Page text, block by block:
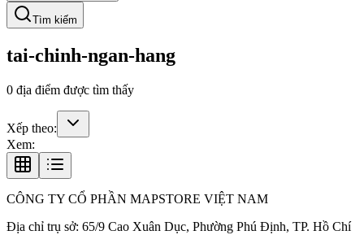
Tìm kiếm
tai-chinh-ngan-hang
0 địa điểm được tìm thấy
Xếp theo:
Xem:
CÔNG TY CỔ PHẦN MAPSTORE VIỆT NAM
Địa chỉ trụ sở: 65/9 Cao Xuân Dục, Phường Phú Định, TP. Hồ Chí